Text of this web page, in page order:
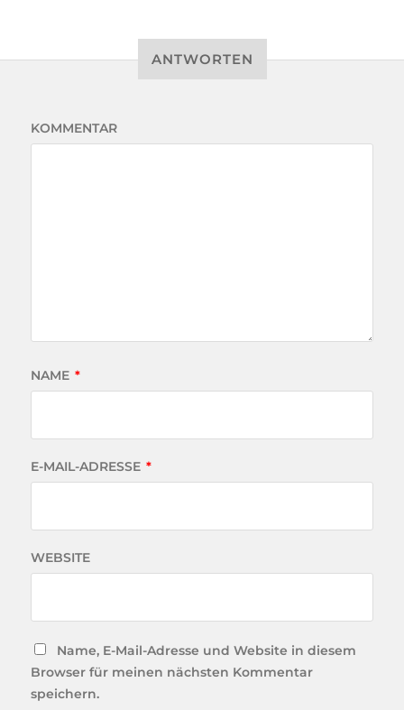
ANTWORTEN
KOMMENTAR
NAME *
E-MAIL-ADRESSE *
WEBSITE
Name, E-Mail-Adresse und Website in diesem
Browser für meinen nächsten Kommentar
speichern.